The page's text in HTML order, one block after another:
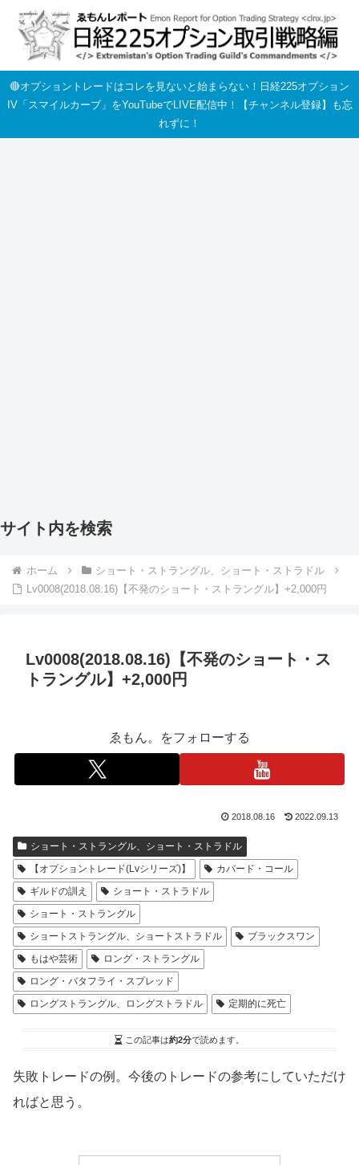
🔴オプショントレードはコレを見ないと始まらない！日経225オプション
IV「スマイルカーブ」をYouTubeでLIVE配信中！【チャンネル登録】も忘
れずに！
サイト内を検索
ホーム
ショート・ストラングル、ショート・ストラドル
Lv0008(2018.08.16)【不発のショート・ストラングル】+2,000円
Lv0008(2018.08.16)【不発のショート・ス
トラングル】+2,000円
ゑもん。をフォローする
2018.08.16 2022.09.13
ショート・ストラングル、ショート・ストラドル
【オプショントレード(Lvシリーズ)】
カバード・コール
ギルドの訓え
ショート・ストラドル
ショート・ストラングル
ショートストラングル、ショートストラドル
ブラックスワン
もはや芸術
ロング・ストラングル
ロング・バタフライ・スプレッド
ロングストラングル、ロングストラドル
定期的に死亡
この記事は約2分で読めます。
失敗トレードの例。今後のトレードの参考にしていただけ
ればと思う。